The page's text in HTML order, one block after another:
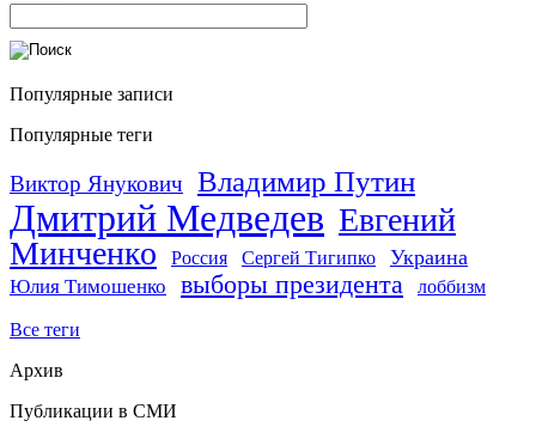
Популярные записи
Популярные теги
Виктор Янукович Владимир Путин
Дмитрий Медведев Евгений
Минченко
Россия Сергей Тигипко Украина
Юлия Тимошенко выборы президента лоббизм
Все теги
Архив
Публикации в СМИ